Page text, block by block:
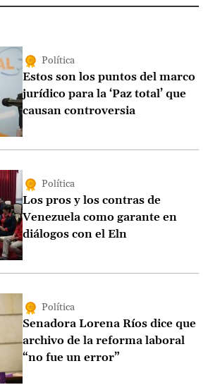
Política
Estos son los puntos del marco
jurídico para la ‘Paz total’ que
causan controversia
Política
Los pros y los contras de
Venezuela como garante en
diálogos con el Eln
Política
Senadora Lorena Ríos dice que
archivo de la reforma laboral
“no fue un error”